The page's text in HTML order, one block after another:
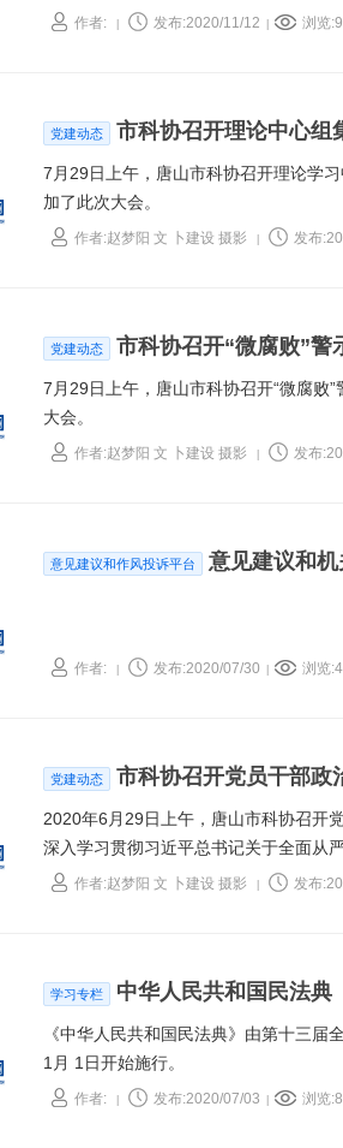
全体会议深入分析国际国内形势，就制
作者: 发布:2020/11/12 浏览
党建动态 市科协召开理论中心组
7月29日上午，唐山市科协召开理论学
加了此次大会。
作者:赵梦阳 文 卜建设 摄影 发布
党建动态 市科协召开“微腐败”警
7月29日上午，唐山市科协召开“微腐败
大会。
作者:赵梦阳 文 卜建设 摄影 发布
意见建议和作风投诉平台 意见建议和
作者: 发布:2020/07/30 浏览
党建动态 市科协召开党员干部政
2020年6月29日上午，唐山市科协召开
深入学习贯彻习近平总书记关于全面从
的决策部署。
作者:赵梦阳 文 卜建设 摄影 发布
学习专栏 中华人民共和国民法典
《中华人民共和国民法典》由第十三
1月 1日开始施行。
作者: 发布:2020/07/03 浏览